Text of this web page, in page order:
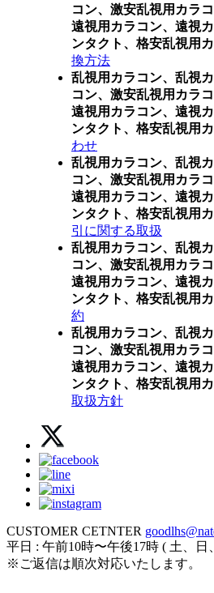
コン、激安乱視用カラ
遠視用カラコン、遠視
ンタクト、格安乱視用
換方法
乱視用カラコン、乱視
コン、激安乱視用カラ
遠視用カラコン、遠視
ンタクト、格安乱視用
わせ
乱視用カラコン、乱視
コン、激安乱視用カラ
遠視用カラコン、遠視
ンタクト、格安乱視用
引に関する取扱
乱視用カラコン、乱視
コン、激安乱視用カラ
遠視用カラコン、遠視
ンタクト、格安乱視用
約
乱視用カラコン、乱視
コン、激安乱視用カラ
遠視用カラコン、遠視
ンタクト、格安乱視用
取扱方針
CUSTOMER CETNTER
平日 : 午前10時〜午後17時 ( 土、日
※ご返信は順次対応いたします。